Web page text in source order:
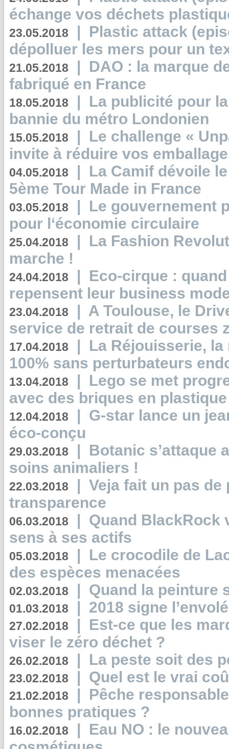
échange vos déchets
23.05.2018 | Plastic attack
dépolluer les mers pour un
21.05.2018 | DAO : la marque
fabriqué en France
18.05.2018 | La publicité pour
bannie du métro Londonien
15.05.2018 | Le challenge «
invite à réduire vos
04.05.2018 | La Camif dévoile
5ème Tour Made in France
03.05.2018 | Le gouvernement
pour l‘économie circulaire
25.04.2018 | La Fashion
marche !
24.04.2018 | Eco-cirque :
repensent leur business
23.04.2018 | A Toulouse, le
service de retrait de courses
17.04.2018 | La Réjouisserie,
100% sans perturbateurs
13.04.2018 | Lego se met
avec des briques en
12.04.2018 | G-star lance un
éco-conçu
29.03.2018 | Botanic s’attaque
soins animaliers !
22.03.2018 | Veja fait un pas de
transparence
06.03.2018 | Quand BlackRock
sens à ses actifs
05.03.2018 | Le crocodile de
des espèces menacées
02.03.2018 | Quand la peinture
01.03.2018 | 2018 signe
27.02.2018 | Est-ce que les
viser le zéro déchet ?
26.02.2018 | La peste soit des
23.02.2018 | Quel est le vrai
21.02.2018 | Pêche
bonnes pratiques ?
16.02.2018 | Eau NO : le